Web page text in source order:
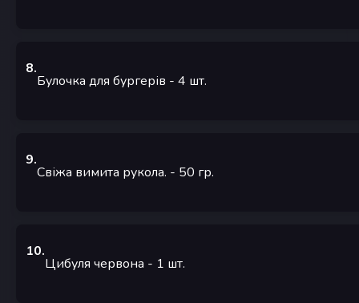
8.
Булочка для бургерів - 4 шт.
9.
Свіжа вимита рукола. - 50 гр.
10.
Цибуля червона - 1 шт.